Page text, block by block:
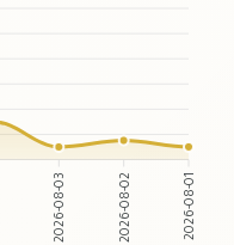
2026-08-03 2026-08-02 2026-08-01